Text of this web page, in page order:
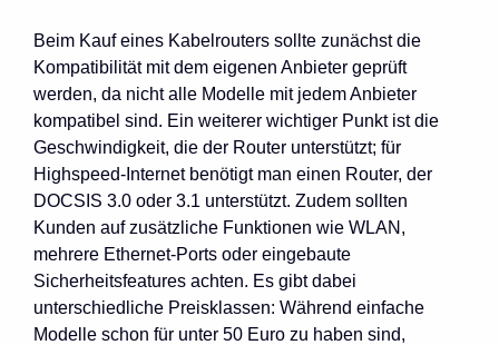
Beim Kauf eines Kabelrouters sollte zunächst die
Kompatibilität mit dem eigenen Anbieter geprüft
werden, da nicht alle Modelle mit jedem Anbieter
kompatibel sind. Ein weiterer wichtiger Punkt ist die
Geschwindigkeit, die der Router unterstützt; für
Highspeed-Internet benötigt man einen Router, der
DOCSIS 3.0 oder 3.1 unterstützt. Zudem sollten
Kunden auf zusätzliche Funktionen wie WLAN,
mehrere Ethernet-Ports oder eingebaute
Sicherheitsfeatures achten. Es gibt dabei
unterschiedliche Preisklassen: Während einfache
Modelle schon für unter 50 Euro zu haben sind,